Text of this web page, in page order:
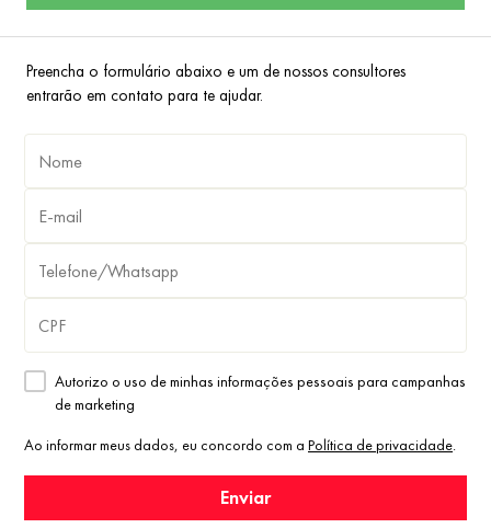
Preencha o formulário abaixo e um de nossos consultores
entrarão em contato para te ajudar.
Autorizo o uso de minhas informações pessoais para campanhas
de marketing
Ao informar meus dados, eu concordo com a Política de privacidade.
Enviar